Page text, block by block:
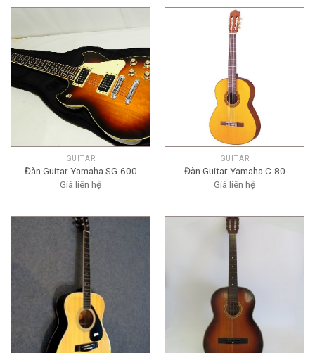
GUITAR
Đàn Guitar Yamaha SG-600
Giá liên hệ
GUITAR
Đàn Guitar Yamaha C-80
Giá liên hệ